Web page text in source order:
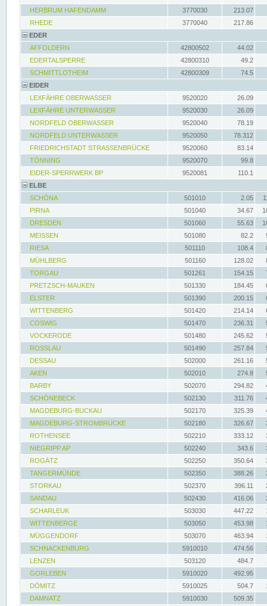
HERBRUM HAFENDAMM
3770030
213.07
RHEDE
3770040
217.86
EDER
AFFOLDERN
42800502
44.02
EDERTALSPERRE
42800310
49.2
SCHMITTLOTHEIM
42800309
74.5
EIDER
LEXFÄHRE OBERWASSER
9520020
26.09
LEXFÄHRE UNTERWASSER
9520030
26.09
NORDFELD OBERWASSER
9520040
78.19
NORDFELD UNTERWASSER
9520050
78.312
FRIEDRICHSTADT STRASSENBRÜCKE
9520060
83.14
TÖNNING
9520070
99.8
EIDER-SPERRWERK BP
9520081
110.1
ELBE
SCHÖNA
501010 2.05
PIRNA
501040 34.67
DRESDEN
501060 55.63
MEISSEN
501080 82.2
RIESA
501110 108.4
MÜHLBERG
501160 128.02
TORGAU
501261 154.15
PRETZSCH-MAUKEN
501330 184.45
ELSTER
501390 200.15
WITTENBERG
501420 214.14
COSWIG
501470 236.31
VOCKERODE
501480 245.62
ROSSLAU
501490 257.84
DESSAU
502000 261.16
AKEN
502010 274.8
BARBY
502070 294.82
SCHÖNEBECK
502130 311.76
MAGDEBURG-BUCKAU
502170 325.39
MAGDEBURG-STROMBRÜCKE
502180 326.67
ROTHENSEE
502210 333.12
NIEGRIPP AP
502240 343.6
ROGÄTZ
502250 350.64
TANGERMÜNDE
502350 388.26
STORKAU
502370 396.11
SANDAU
502430 416.06
SCHARLEUK
503030 447.22
WITTENBERGE
503050 453.98
MÜGGENDORF
503070 463.94
SCHNACKENBURG
5910010 474.56
LENZEN
503120 484.7
GORLEBEN
5910020 492.95
DÖMITZ
5910025 504.7
DAMNATZ
5910030
509.35